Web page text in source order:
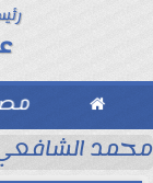

صلاح.. اليوممحمد